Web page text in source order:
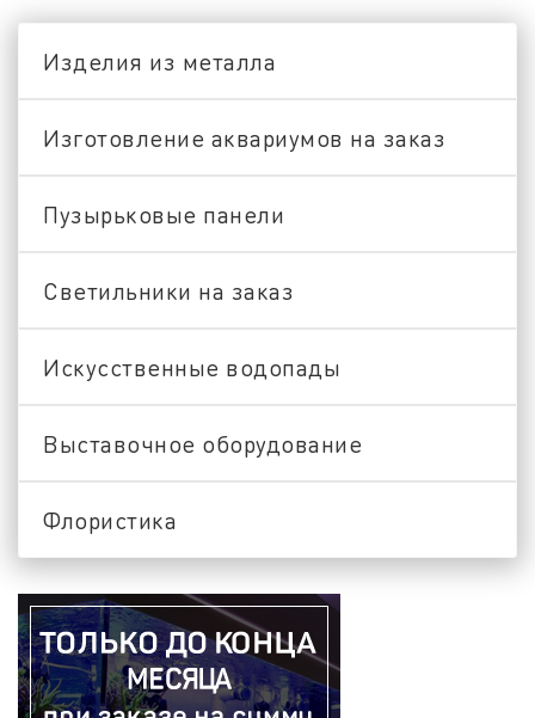
Изделия из металла
Изготовление аквариумов на заказ
Пузырьковые панели
Светильники на заказ
Искусственные водопады
Выставочное оборудование
Флористика